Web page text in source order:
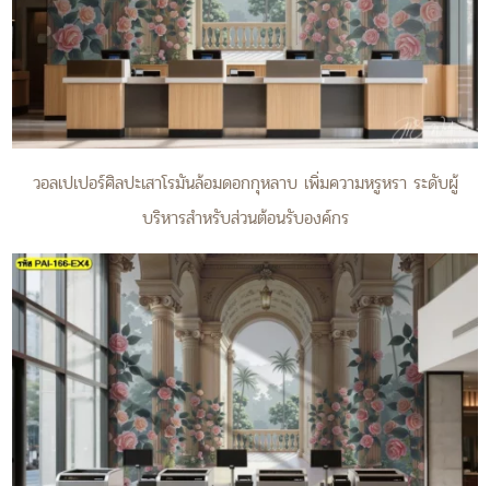
วอลเปเปอร์ศิลปะเสาโรมันล้อมดอกกุหลาบ เพิ่มความหรูหรา ระดับผู้
บริหารสำหรับส่วนต้อนรับองค์กร